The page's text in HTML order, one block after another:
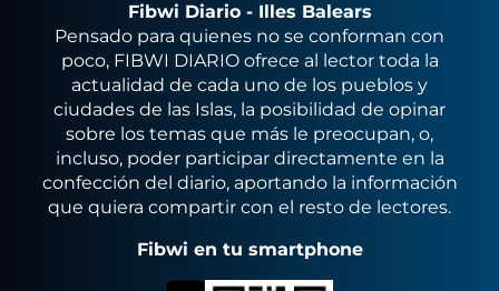
Fibwi Diario - Illes Balears
Pensado para quienes no se conforman con
poco, FIBWI DIARIO ofrece al lector toda la
actualidad de cada uno de los pueblos y
ciudades de las Islas, la posibilidad de opinar
sobre los temas que más le preocupan, o,
incluso, poder participar directamente en la
confección del diario, aportando la información
que quiera compartir con el resto de lectores.
Fibwi en tu smartphone